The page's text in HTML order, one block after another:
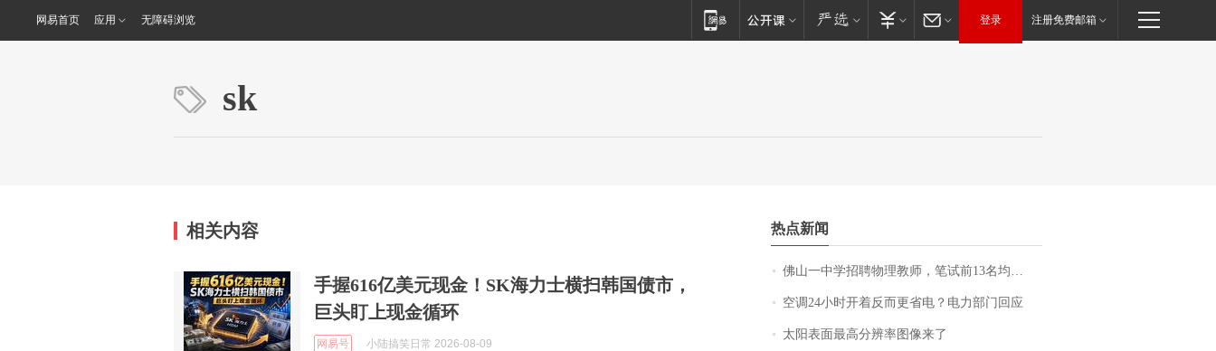
网易首页 应用 无障碍浏览 登录 注册免费邮箱
sk
相关内容
手握616亿美元现金！SK海力士横扫韩国债市，
巨头盯上现金循环
网易号 小陆搞笑日常 2026-08-09
热点新闻
佛山一中学招聘物理教师，笔试前13名均遭淘汰？教育局：已叫停招聘，成立调查组全面核查
空调24小时开着反而更省电？电力部门回应
太阳表面最高分辨率图像来了